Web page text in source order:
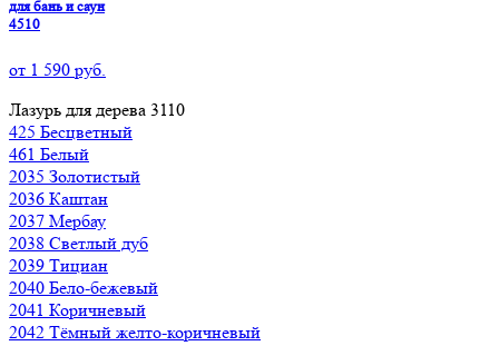
для бань и саун
4510
от 1 590 руб.
Лазурь для дерева 3110
425 Бесцветный
461 Белый
2035 Золотистый
2036 Каштан
2037 Мербау
2038 Светлый дуб
2039 Тициан
2040 Бело-бежевый
2041 Коричневый
2042 Тёмный желто-коричневый